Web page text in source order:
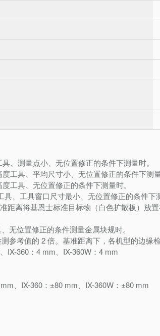
、测量点小、无位置修正的条件下测量时。
工具、平均尺寸小、无位置修正的条件下测量
工具、无位置修正的条件下测量时。
、工具窗口尺寸最小、无位置修正的条件下
距离将基恩士标准目标物（白色扩散板）放置
无位置修正的条件测量金属块规时。
参考值的 2 倍。基准距离下，各机型的边缘
IX-360：4 mm、IX-360W：4 mm
、IX-360：±80 mm、IX-360W：±80 mm